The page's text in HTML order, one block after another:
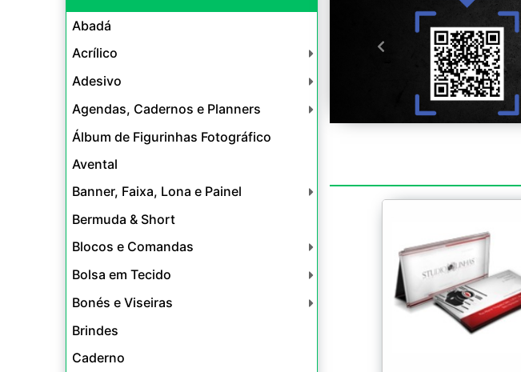
Abadá
Acrílico
Adesivo
Agendas, Cadernos e Planners
Álbum de Figurinhas Fotográfico
Avental
Banner, Faixa, Lona e Painel
Bermuda & Short
Blocos e Comandas
Bolsa em Tecido
Bonés e Viseiras
Brindes
Caderno